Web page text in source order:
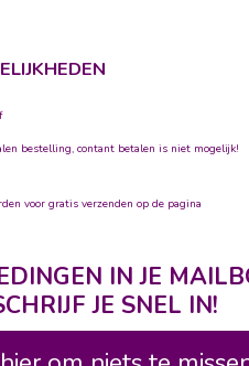
bestelling, contant betalen is niet mogelijk!
voor gratis verzenden op de pagina
IN JE
JE SNEL IN!